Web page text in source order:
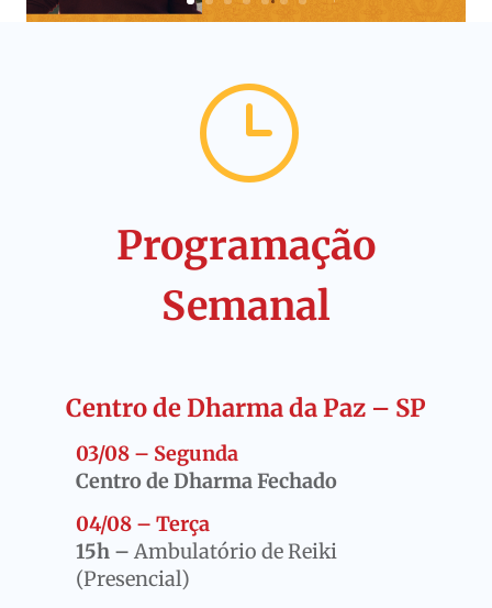
}
Programação
Semanal
Centro de Dharma da Paz – SP
03/08 – Segunda
Centro de Dharma Fechado
04/08 – Terça
15h – Ambulatório de Reiki
(Presencial)